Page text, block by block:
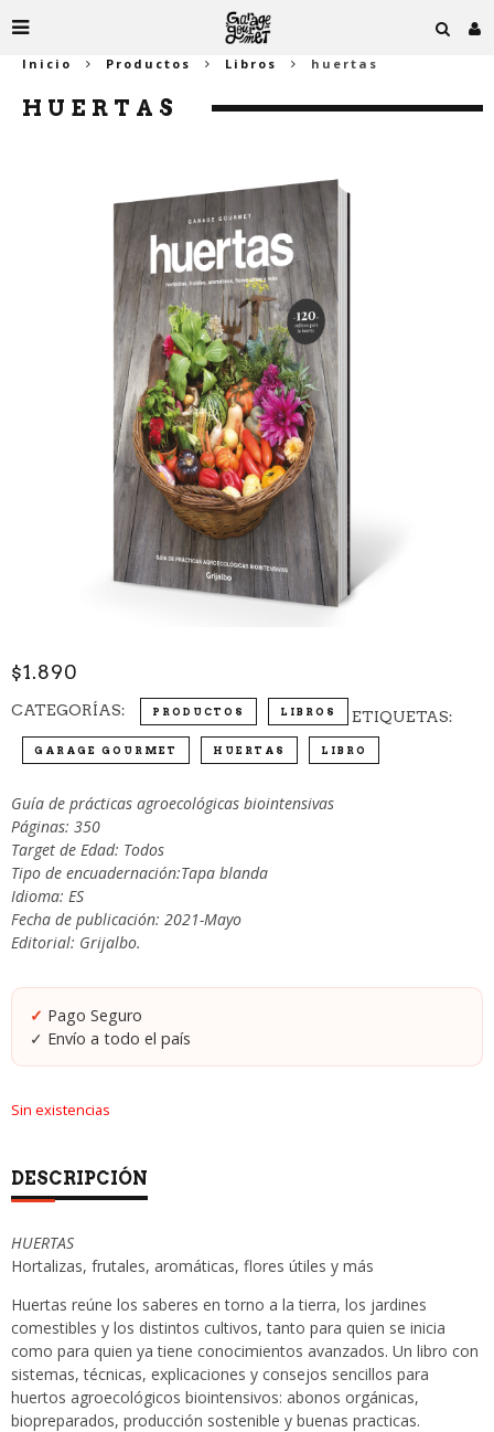
Inicio Productos Libros huertas
HUERTAS
$1.890
CATEGORÍAS: PRODUCTOS LIBROS ETIQUETAS:
GARAGE GOURMET HUERTAS LIBRO
Guía de prácticas agroecológicas biointensivas
Páginas: 350
Target de Edad: Todos
Tipo de encuadernación:Tapa blanda
Idioma: ES
Fecha de publicación: 2021-Mayo
Editorial: Grijalbo.
Pago Seguro
Sin existencias
DESCRIPCIÓN
HUERTAS
Hortalizas, frutales, aromáticas, flores útiles y más
Huertas reúne los saberes en torno a la tierra, los jardines
comestibles y los distintos cultivos, tanto para quien se inicia
como para quien ya tiene conocimientos avanzados. Un libro con
sistemas, técnicas, explicaciones y consejos sencillos para
huertos agroecológicos biointensivos: abonos orgánicas,
biopreparados, producción sostenible y buenas practicas.